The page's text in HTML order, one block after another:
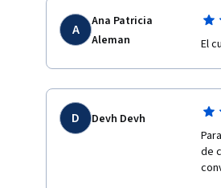
A
Ana Patricia
Aleman
El
D Devh Devh
de